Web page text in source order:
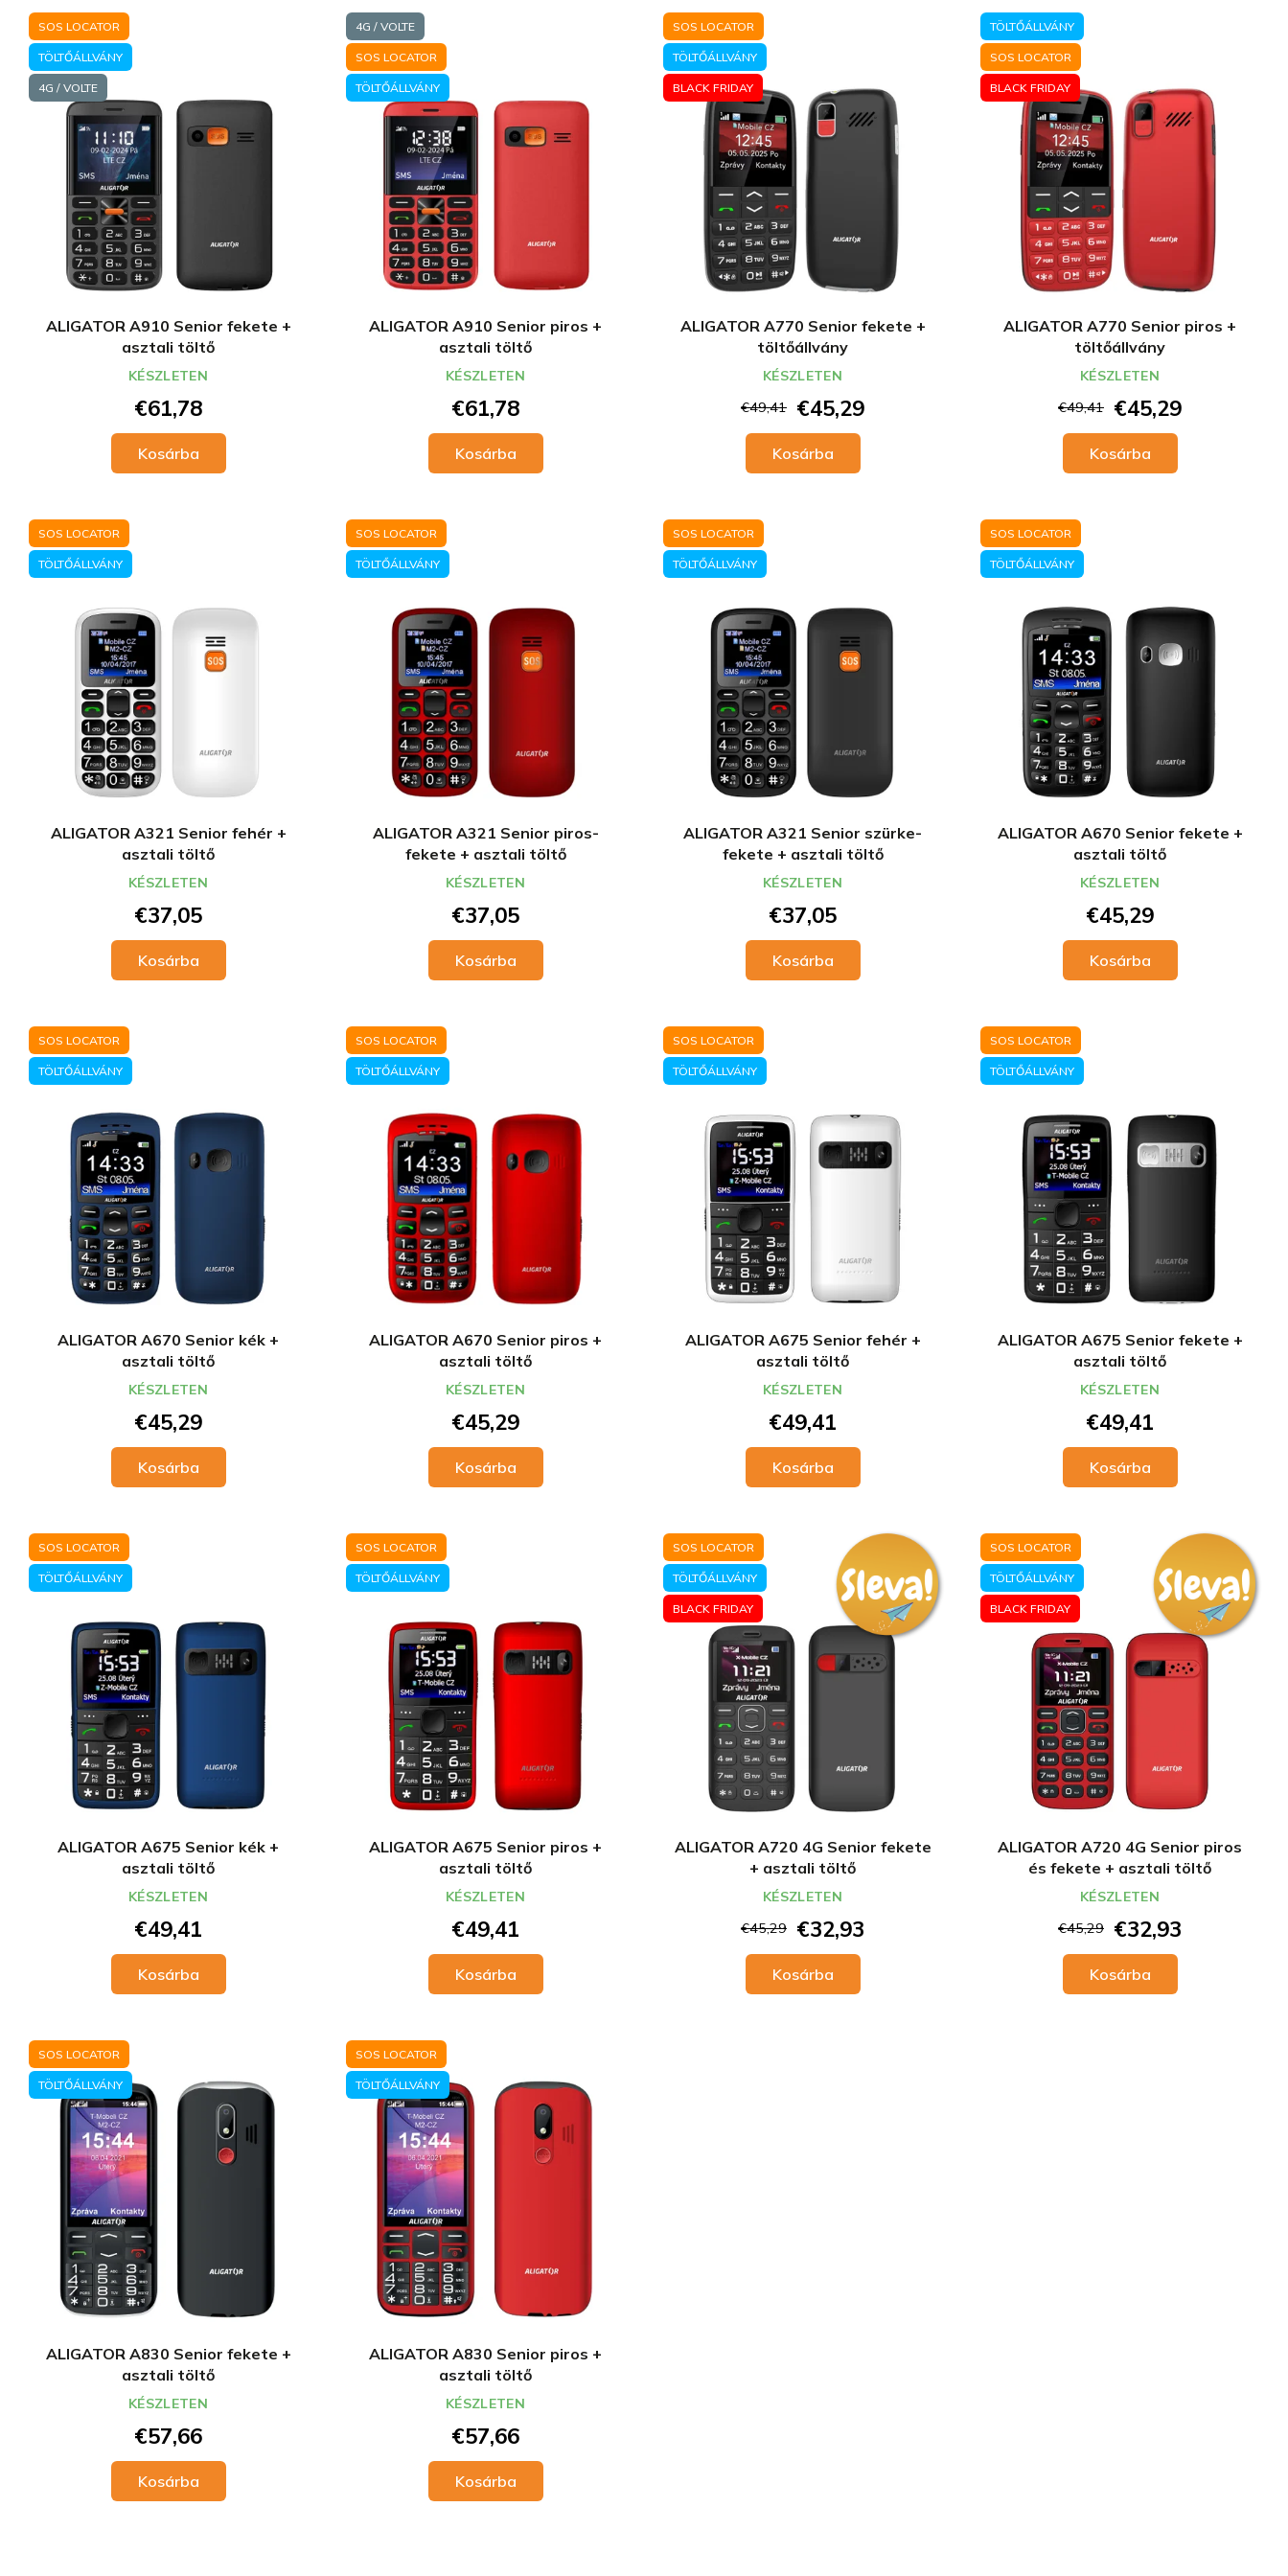
SOS LOCATOR
TÖLTŐÁLLVÁNY
4G / VOLTE
ALIGATOR A910 Senior fekete +
asztali töltő
€61,78
Kosárba
KÉSZLETEN
4G / VOLTE
SOS LOCATOR
TÖLTŐÁLLVÁNY
ALIGATOR A910 Senior piros +
asztali töltő
€61,78
Kosárba
KÉSZLETEN
SOS LOCATOR
TÖLTŐÁLLVÁNY
BLACK FRIDAY
ALIGATOR A770 Senior fekete +
töltőállvány
€49,41 €45,29
Kosárba
KÉSZLETEN
TÖLTŐÁLLVÁNY
SOS LOCATOR
BLACK FRIDAY
ALIGATOR A770 Senior piros +
töltőállvány
€49,41 €45,29
Kosárba
KÉSZLETEN
SOS LOCATOR
TÖLTŐÁLLVÁNY
ALIGATOR A321 Senior fehér +
asztali töltő
€37,05
Kosárba
KÉSZLETEN
SOS LOCATOR
TÖLTŐÁLLVÁNY
ALIGATOR A321 Senior piros-
fekete + asztali töltő
€37,05
Kosárba
KÉSZLETEN
SOS LOCATOR
TÖLTŐÁLLVÁNY
ALIGATOR A321 Senior szürke-
fekete + asztali töltő
€37,05
Kosárba
KÉSZLETEN
SOS LOCATOR
TÖLTŐÁLLVÁNY
ALIGATOR A670 Senior fekete +
asztali töltő
€45,29
Kosárba
KÉSZLETEN
SOS LOCATOR
TÖLTŐÁLLVÁNY
ALIGATOR A670 Senior kék +
asztali töltő
€45,29
Kosárba
KÉSZLETEN
SOS LOCATOR
TÖLTŐÁLLVÁNY
ALIGATOR A670 Senior piros +
asztali töltő
€45,29
Kosárba
KÉSZLETEN
SOS LOCATOR
TÖLTŐÁLLVÁNY
ALIGATOR A675 Senior fehér +
asztali töltő
€49,41
Kosárba
KÉSZLETEN
SOS LOCATOR
TÖLTŐÁLLVÁNY
ALIGATOR A675 Senior fekete +
asztali töltő
€49,41
Kosárba
KÉSZLETEN
SOS LOCATOR
TÖLTŐÁLLVÁNY
ALIGATOR A675 Senior kék +
asztali töltő
€49,41
Kosárba
KÉSZLETEN
SOS LOCATOR
TÖLTŐÁLLVÁNY
ALIGATOR A675 Senior piros +
asztali töltő
€49,41
Kosárba
KÉSZLETEN
SOS LOCATOR
TÖLTŐÁLLVÁNY
BLACK FRIDAY
ALIGATOR A720 4G Senior fekete
+ asztali töltő
€45,29 €32,93
Kosárba
KÉSZLETEN
SOS LOCATOR
TÖLTŐÁLLVÁNY
BLACK FRIDAY
ALIGATOR A720 4G Senior piros
és fekete + asztali töltő
€45,29 €32,93
Kosárba
KÉSZLETEN
SOS LOCATOR
TÖLTŐÁLLVÁNY
ALIGATOR A830 Senior fekete +
asztali töltő
€57,66
Kosárba
KÉSZLETEN
SOS LOCATOR
TÖLTŐÁLLVÁNY
ALIGATOR A830 Senior piros +
asztali töltő
€57,66
Kosárba
KÉSZLETEN
SLEVA 10 %
Přihlaste se k odběru našich novinek a už Vám nikdy nic
neunikne. V emailové schránce na vás bude čekat kód na
slevu 10% na první nákup.
Chci novinky do e-mailu
Přečtěte si naše Zásady zpracování osobních údajů.